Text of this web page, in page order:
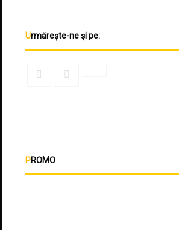
Urmărește-ne și pe:
PROMO